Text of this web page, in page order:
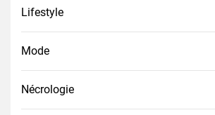
Lifestyle
Mode
Nécrologie